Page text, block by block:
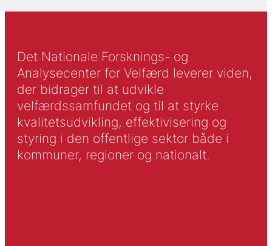
Det Nationale Forsknings- og
Analysecenter for Velfærd leverer viden,
der bidrager til at udvikle
velfærdssamfundet og til at styrke
kvalitetsudvikling, effektivisering og
styring i den offentlige sektor både i
kommuner, regioner og nationalt.